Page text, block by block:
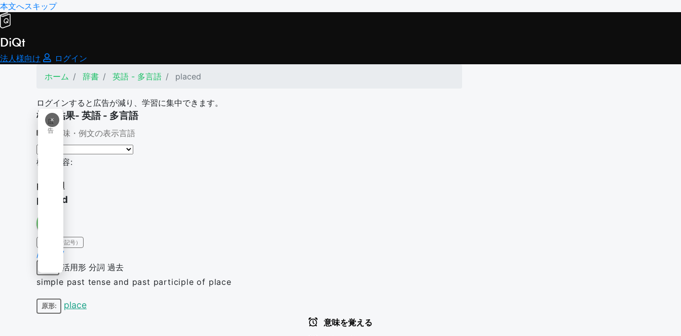
本文へスキップ
DiQt
法人様向け
ログイン
ホーム
辞書 英語 - 多言語 placed
ログインすると広告が減り、学習に集中できます。
×
広
告
検索結果- 英語 - 多言語
意味・例文の表示言語
検索内容:
placed
placed
IPA（発音記号）
/pleɪst/
活用形 分詞 過去
simple past tense and past participle of place
原形: place
意味を覚える